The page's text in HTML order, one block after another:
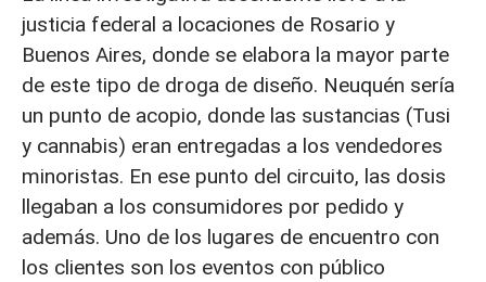
justicia federal a locaciones de Rosario y
Buenos Aires, donde se elabora la mayor parte
de este tipo de droga de diseño. Neuquén sería
un punto de acopio, donde las sustancias (Tusi
y cannabis) eran entregadas a los vendedores
minoristas. En ese punto del circuito, las dosis
llegaban a los consumidores por pedido y
además. Uno de los lugares de encuentro con
los clientes son los eventos con público